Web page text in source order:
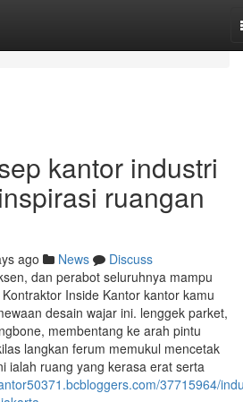
kantor industri
ruangan
ago News
Discuss
dan perabot seluruhnya mampu
Inside Kantor kantor kamu
desain wajar ini. lenggek parket,
membentang ke arah pintu
langkan ferum memukul mencetak
ialah ruang yang kerasa erat serta
37715964/